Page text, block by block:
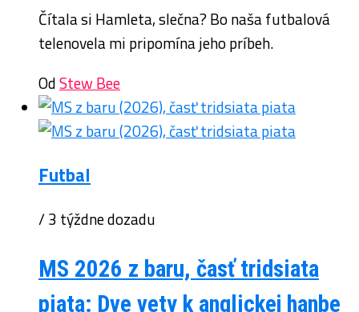
Čítala si Hamleta, slečna? Bo naša futbalová
telenovela mi pripomína jeho príbeh.
OdStew Bee
Futbal
/ 3 týždne dozadu
MS 2026 z baru, časť tridsiata
piata: Dve vety k anglickej hanbe